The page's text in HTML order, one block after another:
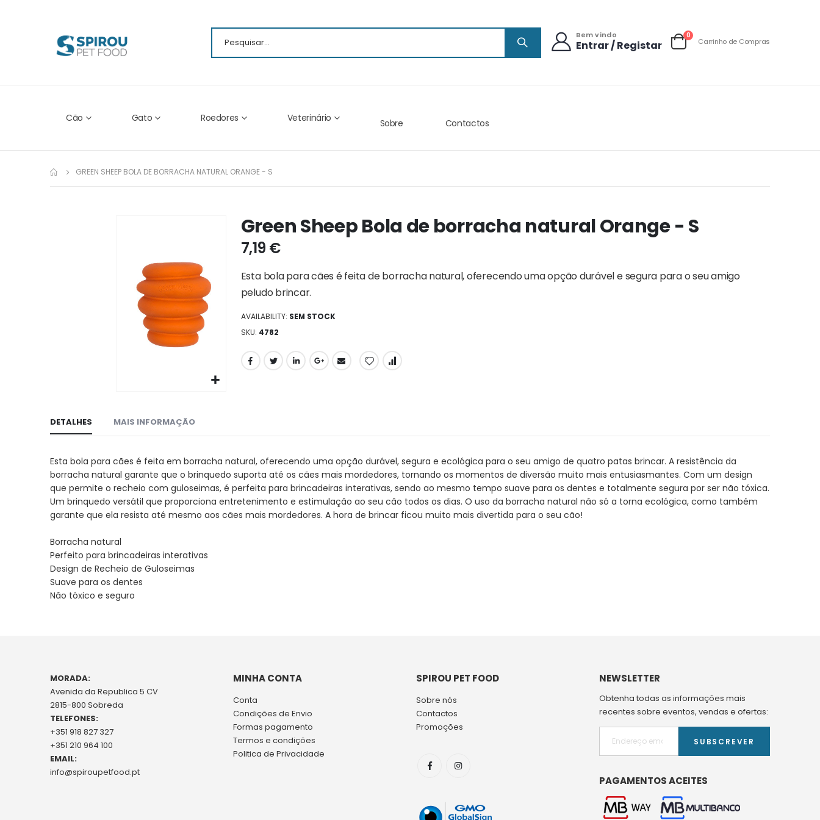
Bem vindo
Entrar / Registar Carrinho
0items
Carrinho de Compras
Cão Gato Roedores Veterinário Sobre Contactos
GREEN SHEEP BOLA DE BORRACHA NATURAL ORANGE - S
o
início
galeria
de
imagens
Green Sheep Bola de borracha natural Orange - S
7,19 €
Esta bola para cães é feita de borracha natural, oferecendo uma opção durável e segura para o seu amigo
peludo brincar.
AVAILABILITY: SEM STOCK
SKU 4782
DETALHES
Esta bola para cães é feita em borracha natural, oferecendo uma opção durável, segura e ecológica para o seu amigo de quatro patas brincar. A resistência da
borracha natural garante que o brinquedo suporta até os cães mais mordedores, tornando os momentos de diversão muito mais entusiasmantes. Com um design
que permite o recheio com guloseimas, é perfeita para brincadeiras interativas, sendo ao mesmo tempo suave para os dentes e totalmente segura por ser não tóxica.
Um brinquedo versátil que proporciona entretenimento e estimulação ao seu cão todos os dias. O uso da borracha natural não só a torna ecológica, como também
garante que ela resista até mesmo aos cães mais mordedores. A hora de brincar ficou muito mais divertida para o seu cão!
Borracha natural
Perfeito para brincadeiras interativas
Design de Recheio de Guloseimas
Suave para os dentes
Não tóxico e seguro
MAIS INFORMAÇÃO
MORADA:
Avenida da Republica 5 CV
2815-800 Sobreda
TELEFONES:
+351 918 827 327
+351 210 964 100
EMAIL:
info@spiroupetfood.pt
MINHA CONTA
Conta
Condições de Envio
Formas pagamento
Termos e condições
Politica de Privacidade
SPIROU PET FOOD
Sobre nós
Contactos
Promoções
NEWSLETTER
Obtenha todas as informações mais
recentes sobre eventos, vendas e ofertas:
SUBSCREVER
PAGAMENTOS ACEITES